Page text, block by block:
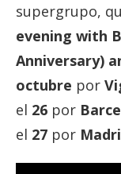
supergrupo,
evening with
Anniversary)
octubre por
el 26 por
el 27 por